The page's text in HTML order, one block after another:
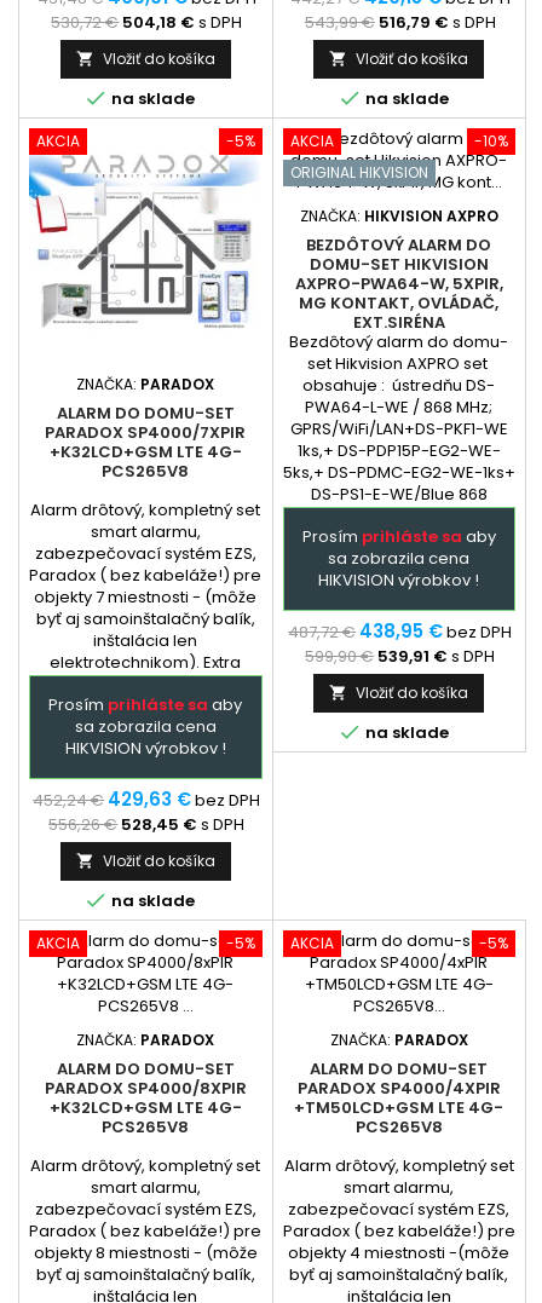
zabezpečovacieho systému
Paradox,...
530,72 €504,18 € s DPH
 Vložiť do košíka
 na sklade
zabezpečovacieho systému
Paradox,...
543,99 € 516,79 € s DPH
 Vložiť do košíka
 na sklade
-5%
AKCIA
ZNAČKA: PARADOX
ALARM DO DOMU-SET
PARADOX SP4000/7XPIR
+K32LCD+GSM LTE 4G-
PCS265V8
Alarm drôtový, kompletný set
smart alarmu,
zabezpečovací systém EZS,
Paradox ( bez kabeláže!) pre
objekty 7 miestnosti - (môže
byť aj samoinštalačný balík,
inštalácia len
elektrotechnikom). Extra
služba - podľa
dohody: dopredu
naprogramovaná ústredňa a
GSM + prehladný manual
hlavným prvkom
zabezpečovacieho systému
Paradox,...
Prosím prihláste sa aby
sa zobrazila cena
HIKVISION výrobkov !
452,24 €429,63 €bez DPH
556,26 €528,45 € s DPH
 Vložiť do košíka
 na sklade
-10%
AKCIA
ORIGINAL HIKVISION
ZNAČKA: HIKVISION AXPRO
BEZDÔTOVÝ ALARM DO
DOMU-SET HIKVISION
AXPRO-PWA64-W, 5XPIR,
MG KONTAKT, OVLÁDAČ,
EXT.SIRÉNA
Bezdôtový alarm do domu-
set Hikvision AXPRO set
obsahuje : ústredňu DS-
PWA64-L-WE / 868 MHz;
GPRS/WiFi/LAN+DS-PKF1-WE
1ks,+ DS-PDP15P-EG2-WE-
5ks,+ DS-PDMC-EG2-WE-1ks+
DS-PS1-E-WE/Blue 868
bezdrôtová exterierová
siréna
Prosím prihláste sa aby
sa zobrazila cena
HIKVISION výrobkov !
487,72 €438,95 €bez DPH
599,90 €539,91 € s DPH
 Vložiť do košíka
 na sklade
-5%
AKCIA
ZNAČKA: PARADOX
ALARM DO DOMU-SET
PARADOX SP4000/8XPIR
+K32LCD+GSM LTE 4G-
PCS265V8
Alarm drôtový, kompletný set
smart alarmu,
zabezpečovací systém EZS,
Paradox ( bez kabeláže!) pre
objekty 8 miestnosti - (môže
byť aj samoinštalačný balík,
inštalácia len
-5%
AKCIA
ZNAČKA: PARADOX
ALARM DO DOMU-SET
PARADOX SP4000/4XPIR
+TM50LCD+GSM LTE 4G-
PCS265V8
Alarm drôtový, kompletný set
smart alarmu,
zabezpečovací systém EZS,
Paradox ( bez kabeláže!) pre
objekty 4 miestnosti -(môže
byť aj samoinštalačný balík,
inštalácia len